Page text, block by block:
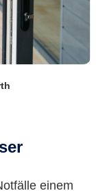
einem